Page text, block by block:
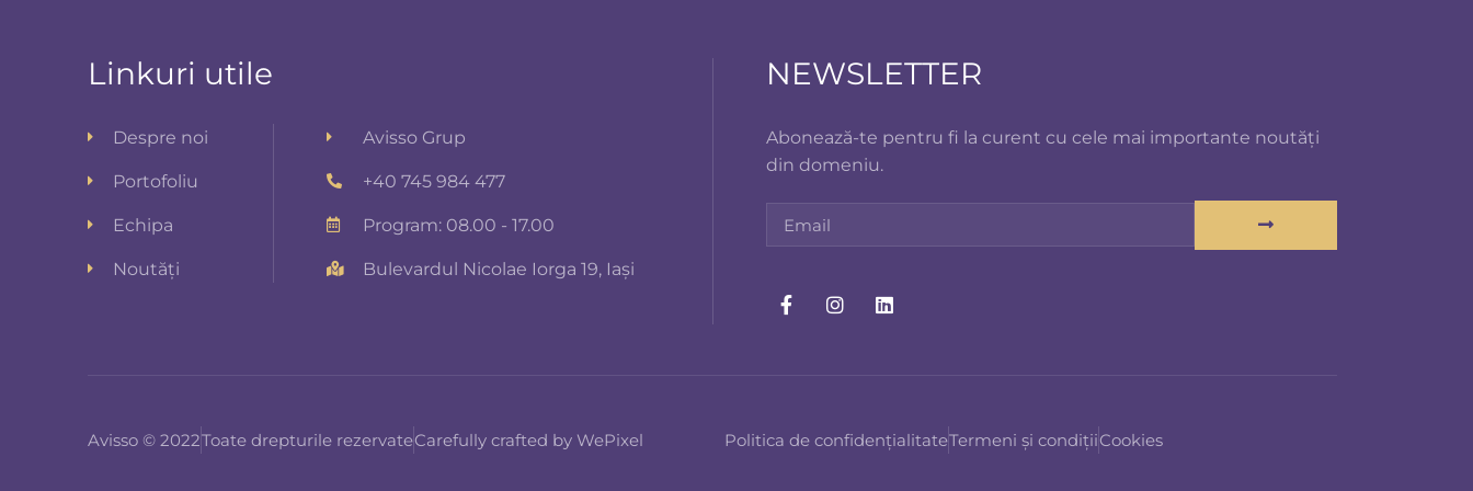
Linkuri utile
Despre noi
Portofoliu
Echipa
Noutăți
Avisso Grup
+40 745 984 477
Program: 08.00 - 17.00
Bulevardul Nicolae Iorga 19, Iași
NEWSLETTER
Abonează-te pentru fi la curent cu cele mai importante noutăți
din domeniu.
Avisso © 2022Toate drepturile rezervateCarefully crafted by WePixel Politica de confidențialitateTermeni și condițiiCookies